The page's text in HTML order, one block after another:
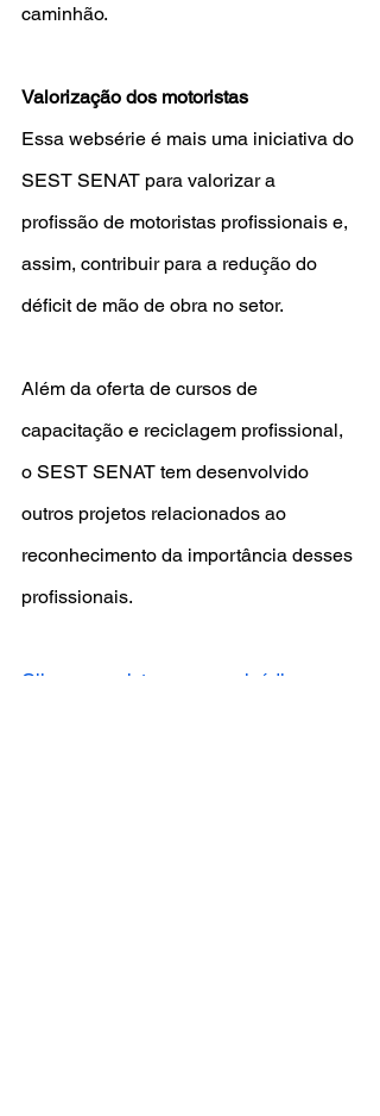
caminhão.
Valorização dos motoristas
Essa websérie é mais uma iniciativa do
SEST SENAT para valorizar a
profissão de motoristas profissionais e,
assim, contribuir para a redução do
déficit de mão de obra no setor.
Além da oferta de cursos de
capacitação e reciclagem profissional,
o SEST SENAT tem desenvolvido
outros projetos relacionados ao
reconhecimento da importância desses
profissionais.
Clique a assista o novo episódio